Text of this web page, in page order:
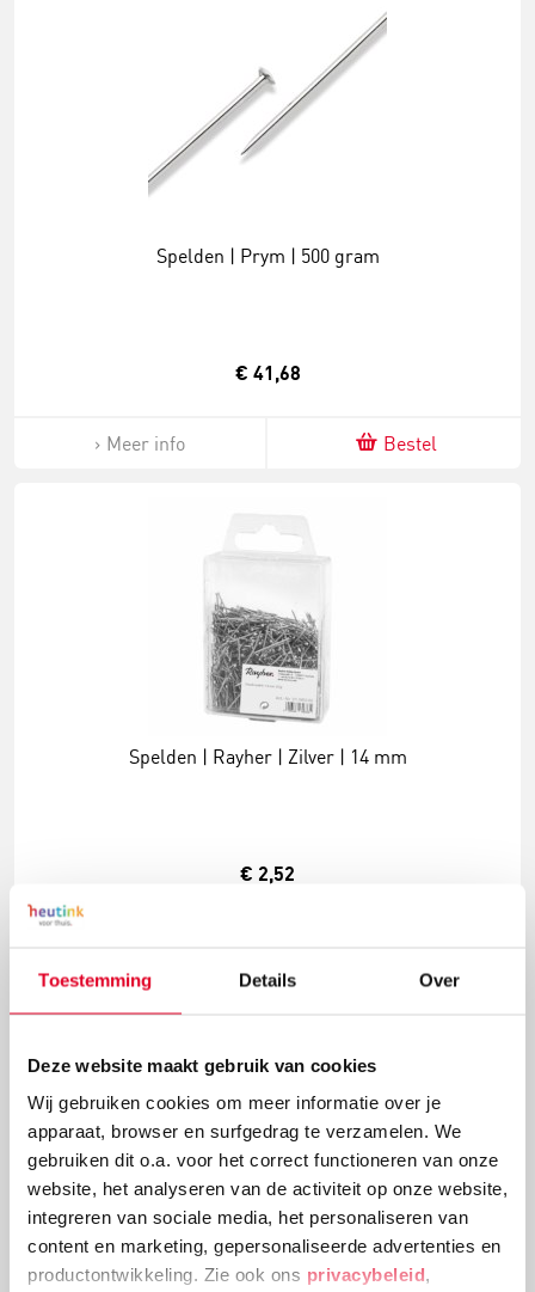
Toestemming Details Over
Deze website maakt gebruik van cookies
Wij gebruiken cookies om meer informatie over je
apparaat, browser en surfgedrag te verzamelen. We
gebruiken dit o.a. voor het correct functioneren van onze
website, het analyseren van de activiteit op onze website,
integreren van sociale media, het personaliseren van
content en marketing, gepersonaliseerde advertenties en
productontwikkeling. Zie ook ons privacybeleid,
Spelden | Prym | 500 gram
€ 41,68
Meer info Bestel
Spelden | Rayher | Zilver | 14 mm
€ 2,52
Spelden | Staal | 200 stuks